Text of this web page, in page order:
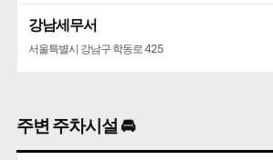
강남세무서
서울특별시 강남구 학동로 425
주변 주차시설 🚘